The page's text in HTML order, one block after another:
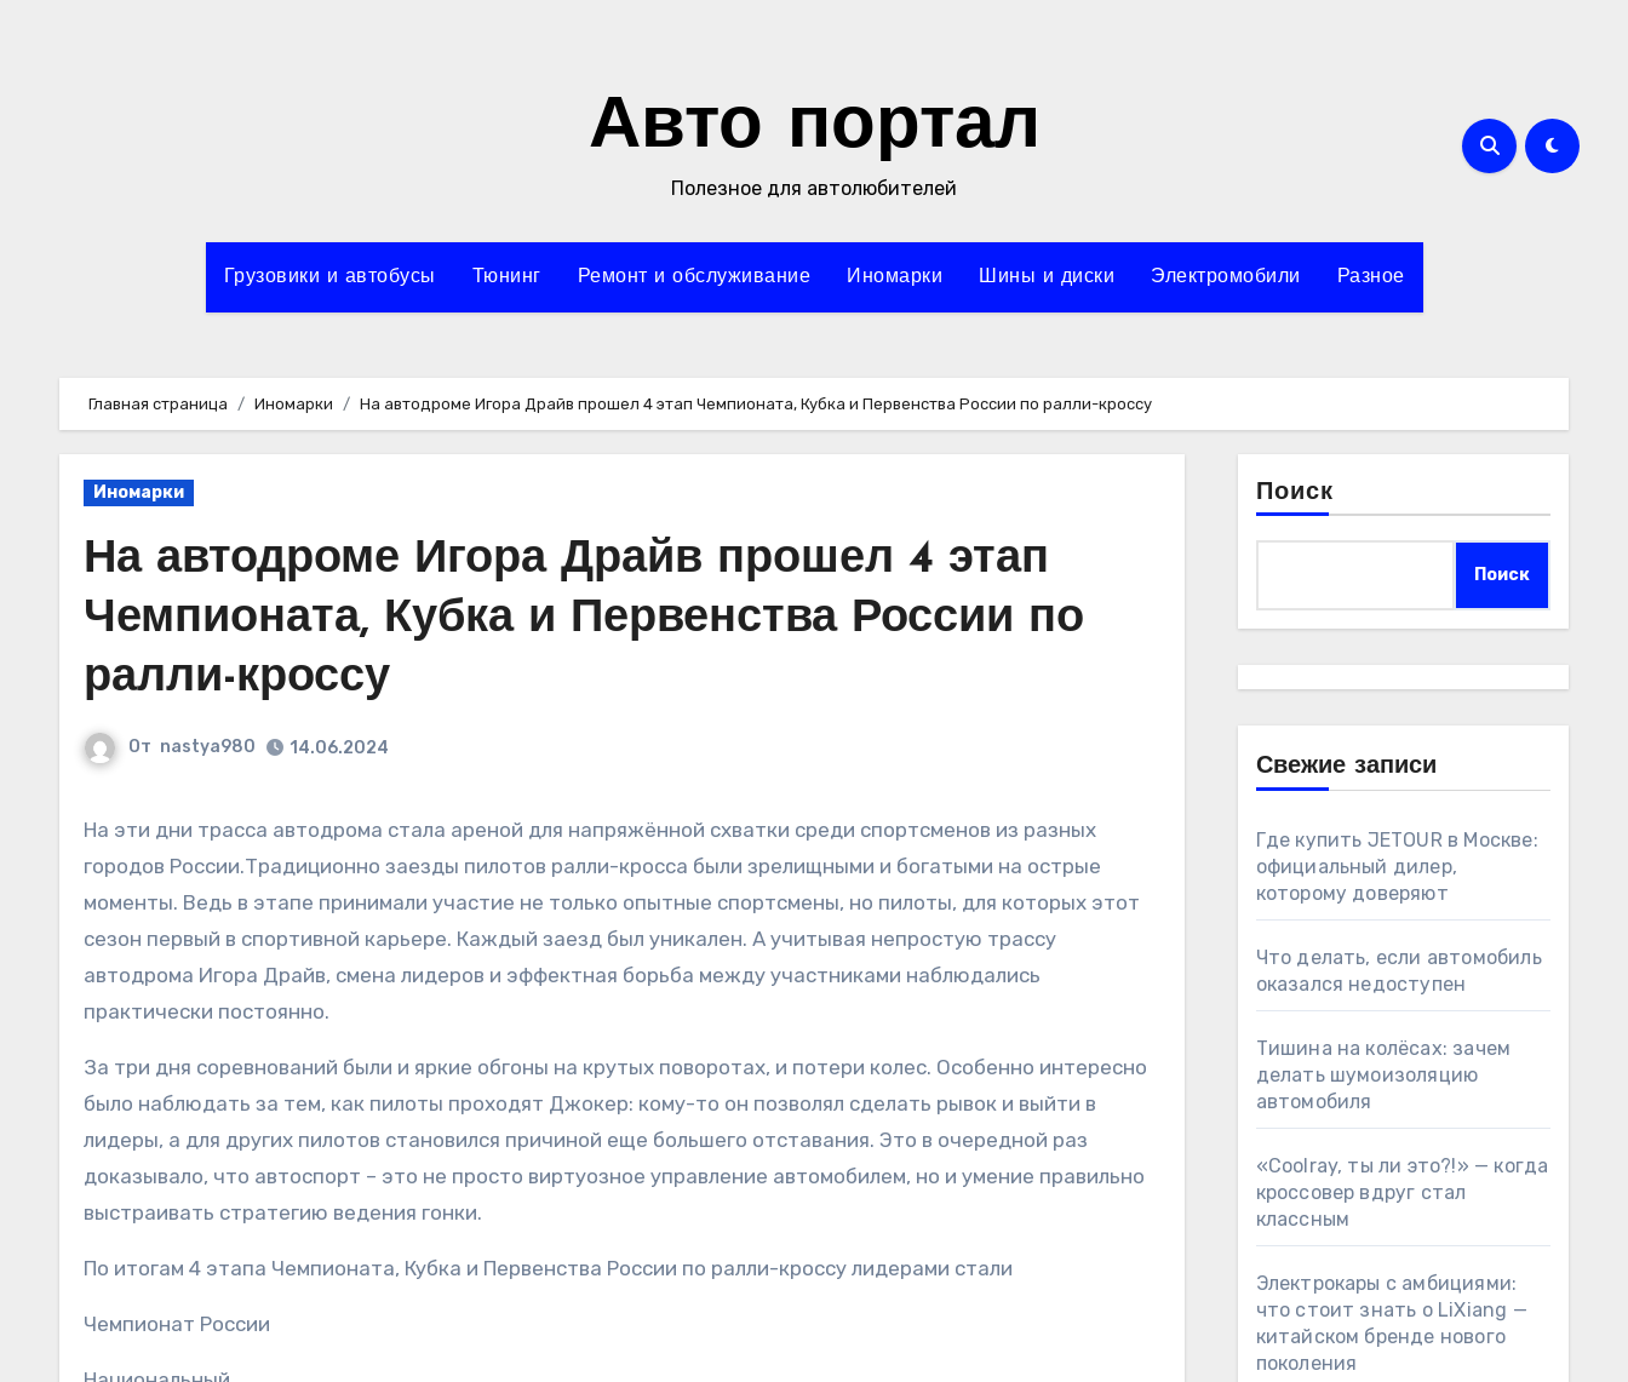
Авто портал
Полезное для автолюбителей
Грузовики и автобусы Тюнинг Ремонт и обслуживание Иномарки Шины и диски Электромобили Разное
Главная страница Иномарки На автодроме Игора Драйв прошел 4 этап Чемпионата, Кубка и Первенства России по ралли-кроссу
Иномарки
На автодроме Игора Драйв прошел 4 этап
Чемпионата, Кубка и Первенства России по
ралли-кроссу
От nastya980 14.06.2024
На эти дни трасса автодрома стала ареной для напряжённой схватки среди спортсменов из разных
городов России.Традиционно заезды пилотов ралли-кросса были зрелищными и богатыми на острые
моменты. Ведь в этапе принимали участие не только опытные спортсмены, но пилоты, для которых этот
сезон первый в спортивной карьере. Каждый заезд был уникален. А учитывая непростую трассу
автодрома Игора Драйв, смена лидеров и эффектная борьба между участниками наблюдались
практически постоянно.
За три дня соревнований были и яркие обгоны на крутых поворотах, и потери колес. Особенно интересно
было наблюдать за тем, как пилоты проходят Джокер: кому-то он позволял сделать рывок и выйти в
лидеры, а для других пилотов становился причиной еще большего отставания. Это в очередной раз
доказывало, что автоспорт – это не просто виртуозное управление автомобилем, но и умение правильно
выстраивать стратегию ведения гонки.
По итогам 4 этапа Чемпионата, Кубка и Первенства России по ралли-кроссу лидерами стали
Чемпионат России
Поиск
Поиск
Свежие записи
Где купить JETOUR в Москве:
официальный дилер,
которому доверяют
Что делать, если автомобиль
оказался недоступен
Тишина на колёсах: зачем
делать шумоизоляцию
автомобиля
«Coolray, ты ли это?!» — когда
кроссовер вдруг стал
классным
Электрокары с амбициями:
что стоит знать о LiXiang —
китайском бренде нового
поколения